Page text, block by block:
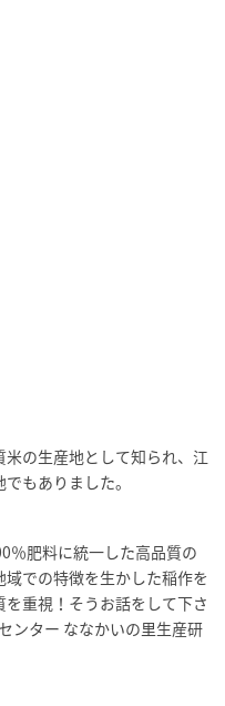
の生産地として知られ、江
もありました。
％肥料に統一した高品質の
での特徴を生かした稲作を
重視！そうお話をして下さ
ンター ななかいの里生産研